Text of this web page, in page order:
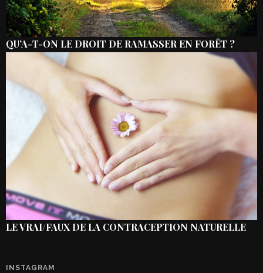
QU’A-T-ON LE DROIT DE RAMASSER EN FORÊT ?
LE VRAI/FAUX DE LA CONTRACEPTION NATURELLE
INSTAGRAM